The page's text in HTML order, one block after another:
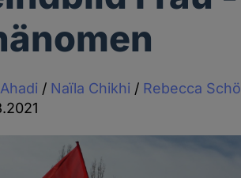
/ Naïla Chikhi / Rebecca